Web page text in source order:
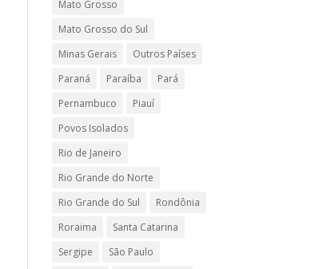
Mato Grosso
Mato Grosso do Sul
Minas Gerais
Outros Países
Paraná
Paraíba
Pará
Pernambuco
Piauí
Povos Isolados
Rio de Janeiro
Rio Grande do Norte
Rio Grande do Sul
Rondônia
Roraima
Santa Catarina
Sergipe
São Paulo